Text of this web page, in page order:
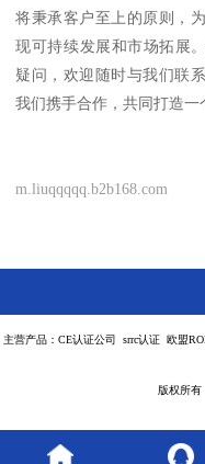
将秉承客户至上的原则，
现可持续发展和市场拓展
疑问，欢迎随时与我们联
我们携手合作，共同打造一
m.liuqqqqq.b2b168.com
主营产品：CE认证公司 srrc认证 欧盟
版权所有